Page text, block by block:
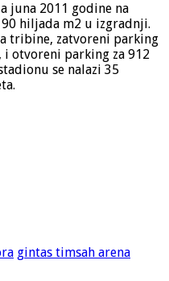
juna 2011 godine na
hiljada m2 u izgradnji.
tribine, zatvoreni parking
i otvoreni parking za 912
se nalazi 35
gintas timsah arena